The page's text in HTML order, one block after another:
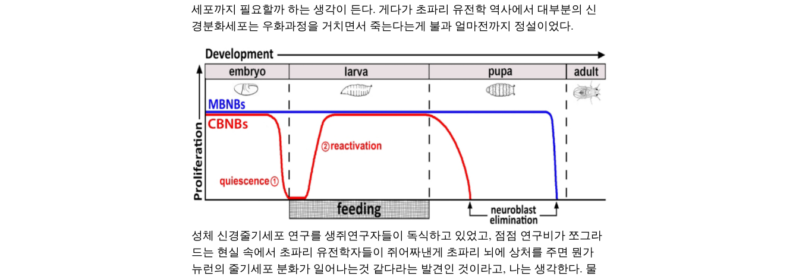
세포까지 필요할까 하는 생각이 든다. 게다가 초파리 유전학 역사에서 대부분의 신
경분화세포는 우화과정을 거치면서 죽는다는게 불과 얼마전까지 정설이었다.
성체 신경줄기세포 연구를 생쥐연구자들이 독식하고 있었고, 점점 연구비가 쪼그라
드는 현실 속에서 초파리 유전학자들이 쥐어짜낸게 초파리 뇌에 상처를 주면 뭔가
뉴런의 줄기세포 분화가 일어나는것 같다라는 발견인 것이라고, 나는 생각한다. 물